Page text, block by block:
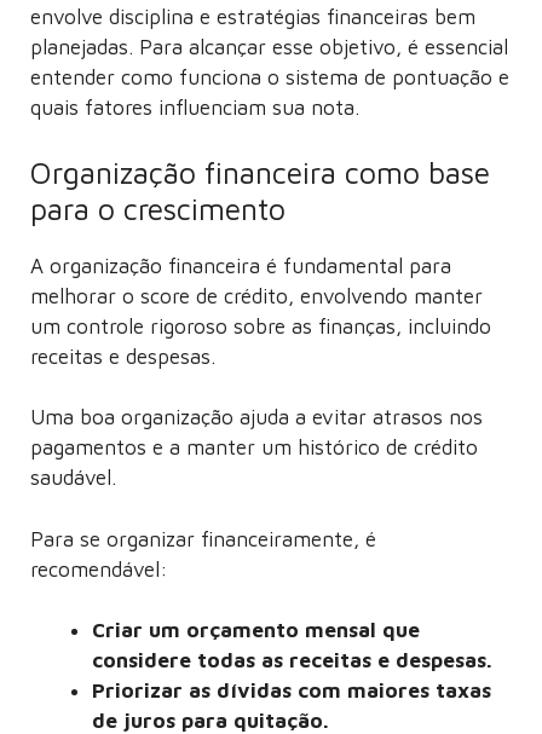
envolve disciplina e estratégias financeiras bem
planejadas. Para alcançar esse objetivo, é essencial
entender como funciona o sistema de pontuação e
quais fatores influenciam sua nota.
Organização financeira como base
para o crescimento
A organização financeira é fundamental para
melhorar o score de crédito, envolvendo manter
um controle rigoroso sobre as finanças, incluindo
receitas e despesas.
Uma boa organização ajuda a evitar atrasos nos
pagamentos e a manter um histórico de crédito
saudável.
Para se organizar financeiramente, é
recomendável:
Criar um orçamento mensal que
considere todas as receitas e despesas.
Priorizar as dívidas com maiores taxas
de juros para quitação.